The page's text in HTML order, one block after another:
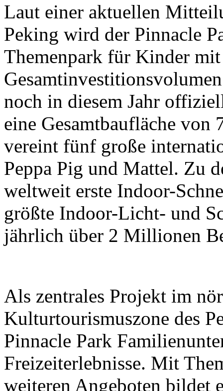
Laut einer aktuellen
Peking wird der Pinnacle
Themenpark für Kinder
noch in diesem Jahr
eine Gesamtbaufläche von
vereint fünf große
Peppa Pig und Mattel. Zu
weltweit erste Indoor-
größte Indoor-Licht- und
jährlich über 2 Millionen
Als zentrales Projekt im
Kulturtourismuszone des
Pinnacle Park
Freizeiterlebnisse. Mit
weiteren Angeboten bildet